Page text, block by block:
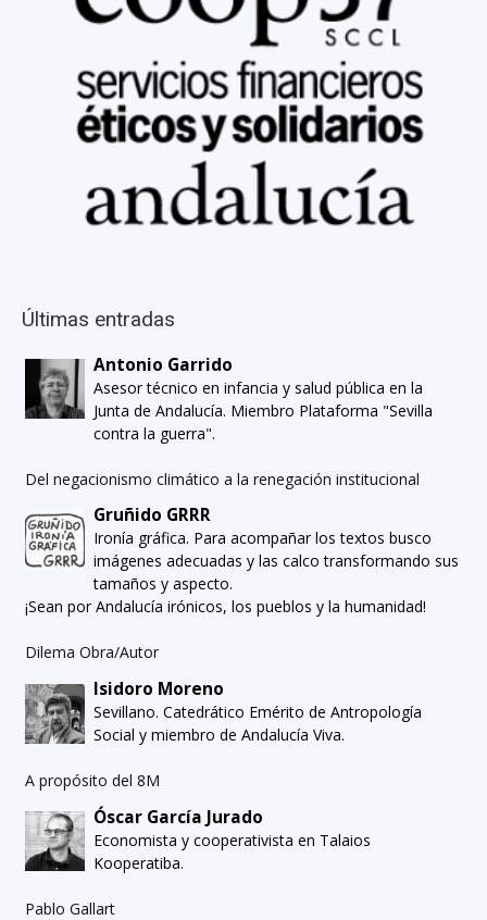
Últimas entradas
Antonio Garrido
Asesor técnico en infancia y salud pública en la
Junta de Andalucía. Miembro Plataforma "Sevilla
contra la guerra".
Del negacionismo climático a la renegación institucional
Gruñido GRRR
Ironía gráfica. Para acompañar los textos busco
imágenes adecuadas y las calco transformando sus
tamaños y aspecto.
¡Sean por Andalucía irónicos, los pueblos y la humanidad!
Dilema Obra/Autor
Isidoro Moreno
Sevillano. Catedrático Emérito de Antropología
Social y miembro de Andalucía Viva.
A propósito del 8M
Óscar García Jurado
Economista y cooperativista en Talaios
Kooperatiba.
Pablo Gallart